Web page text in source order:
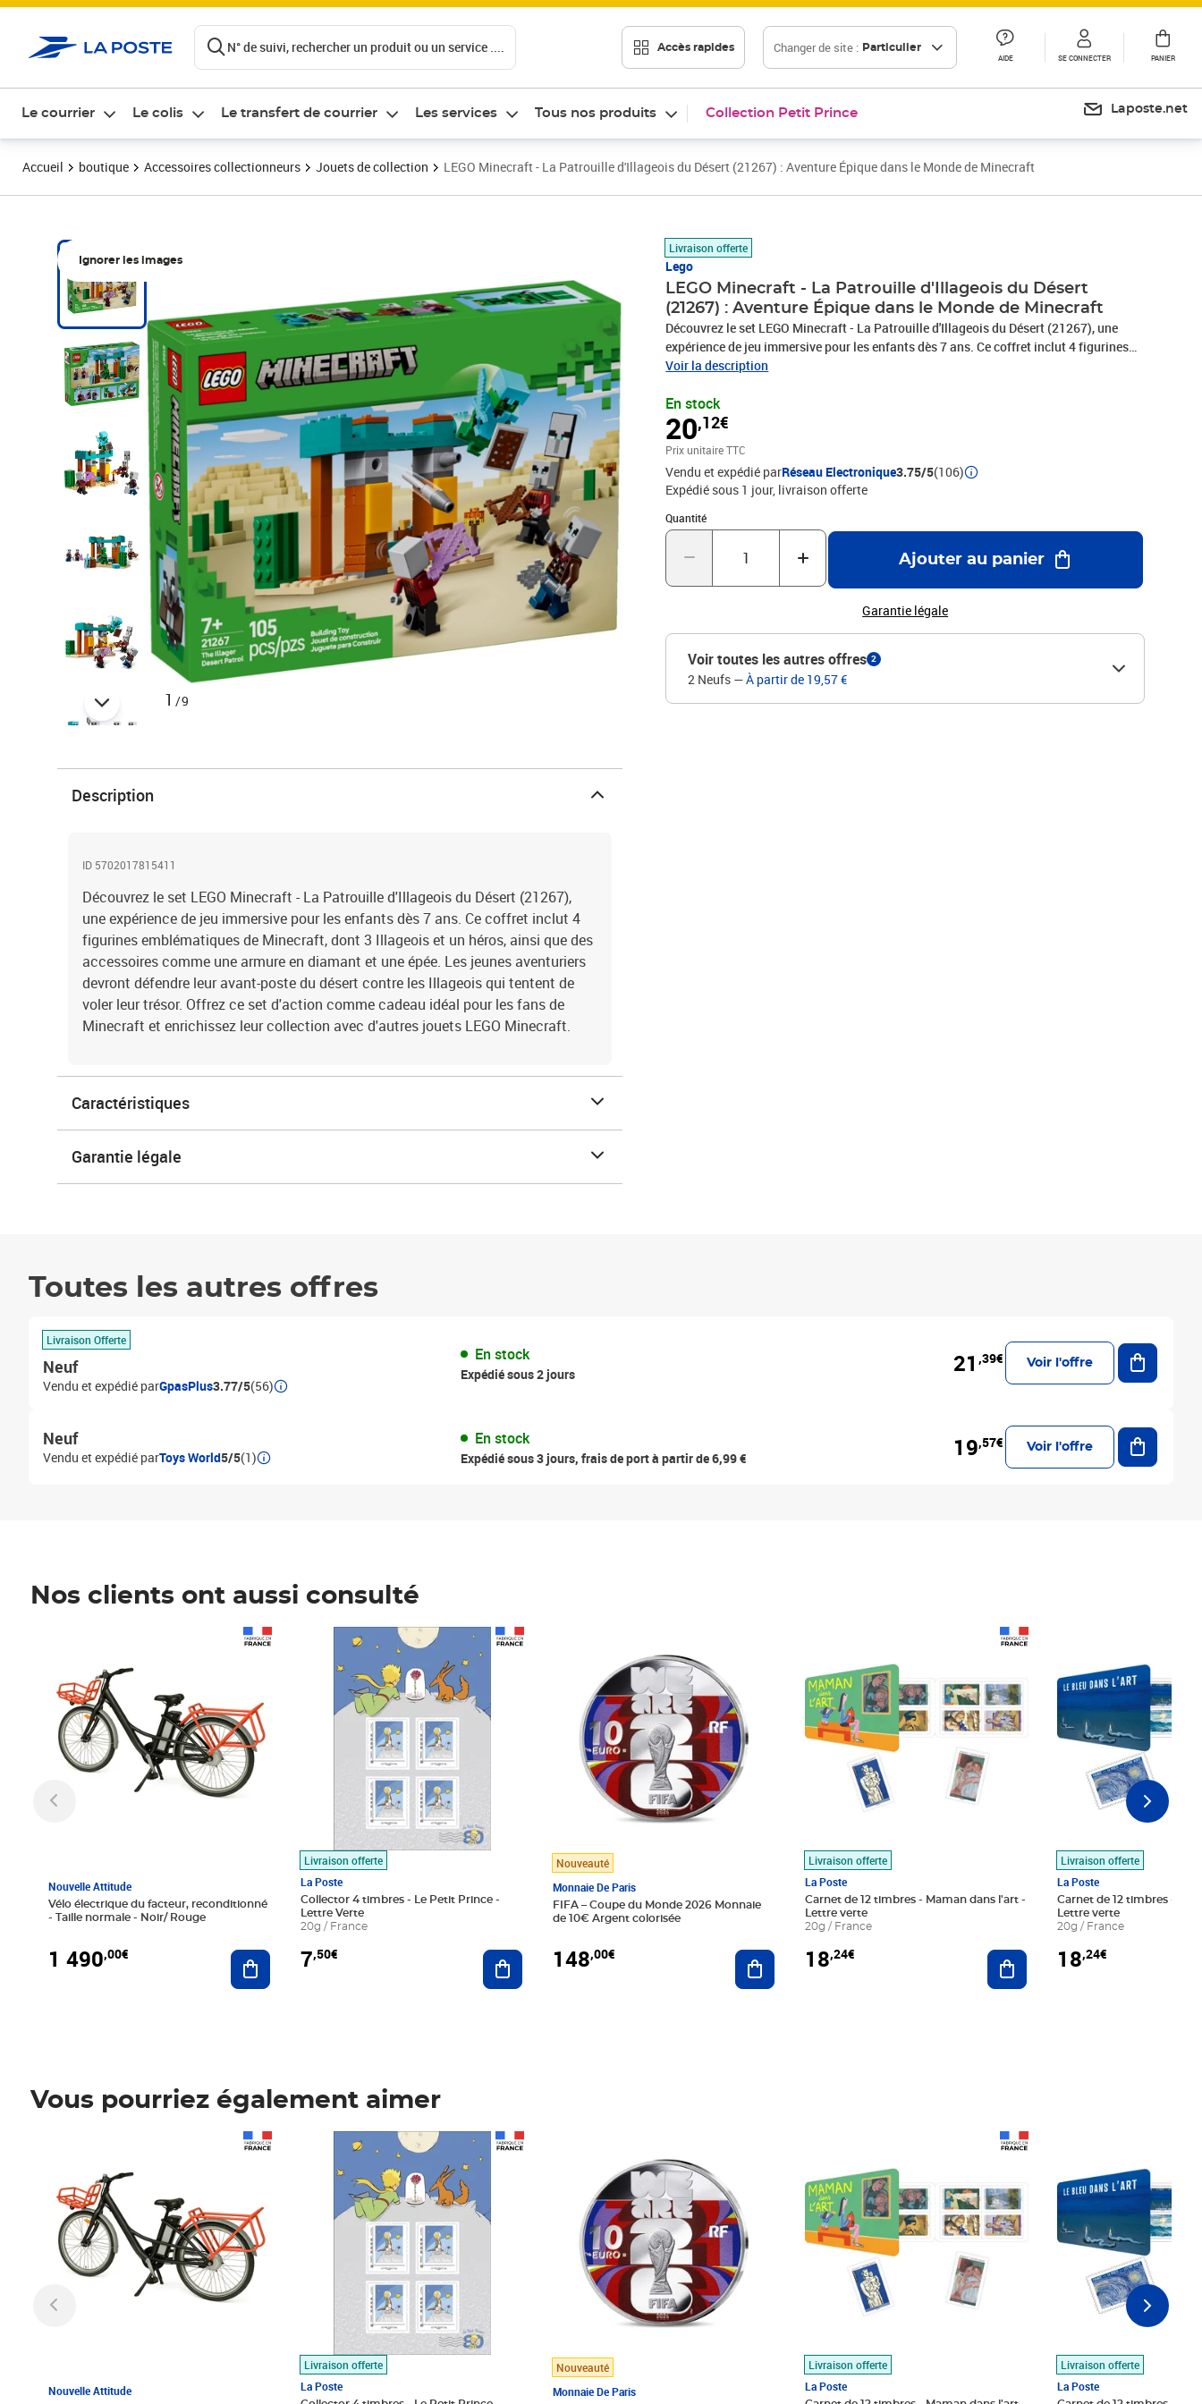
N° de suivi, rechercher un produit ou un service .... Accès rapides Changer de site : Particulier
AIDE SE CONNECTER PANIER
Le courrier Le colis Le transfert de courrier Les services Tous nos produits Collection Petit Prince Laposte.net
Accueil boutique Accessoires collectionneurs Jouets de collection LEGO Minecraft - La Patrouille d'Illageois du Désert (21267) : Aventure Épique dans le Monde de Minecraft
Ignorer les images
1 /9
Livraison offerte
Lego
LEGO Minecraft - La Patrouille d'Illageois du Désert
(21267) : Aventure Épique dans le Monde de Minecraft
Découvrez le set LEGO Minecraft - La Patrouille d'Illageois du Désert (21267), une
expérience de jeu immersive pour les enfants dès 7 ans. Ce coffret inclut 4 figurines
emblématiques de Minecraft, dont 3 Illageois et un héros, ainsi que des accessoires
leur avant-poste du désert contre les Illageois qui tentent de voler leur trésor. Offrez
ce set d'action comme cadeau idéal pour les fans de Minecraft et enrichissez leur
collection avec d'autres jouets LEGO Minecraft.
Voir la description
En stock
20,12€
Prix 20,12€
Prix unitaire TTC
Vendu et expédié parRéseau Electronique3.75/5(106)
Expédié sous 1 jour livraison offerte
Quantité
Quantité : 1
Ajouter au panier
Garantie légale
Voir toutes les autres offres 2
2 Neufs —À partir de 19,57 €
Description
ID 5702017815411
Découvrez le set LEGO Minecraft - La Patrouille d'Illageois du Désert (21267),
une expérience de jeu immersive pour les enfants dès 7 ans. Ce coffret inclut 4
figurines emblématiques de Minecraft, dont 3 Illageois et un héros, ainsi que des
accessoires comme une armure en diamant et une épée. Les jeunes aventuriers
devront défendre leur avant-poste du désert contre les Illageois qui tentent de
voler leur trésor. Offrez ce set d'action comme cadeau idéal pour les fans de
Minecraft et enrichissez leur collection avec d'autres jouets LEGO Minecraft.
Caractéristiques
Garantie légale
Toutes les autres offres
Livraison Offerte
Neuf
Vendu et expédié parGpasPlus3.77/5(56)
En stock
Expédié sous 2 jours 21 ,39€ Voir l'offre
Ajouter
Neuf
Vendu et expédié parToys World5/5(1)
En stock
Expédié sous 3 jours, frais de port à partir de 6,99 € 19,57€ Voir l'offre
Ajouter
Nos clients ont aussi consulté
Nouvelle Attitude
Vélo électrique du facteur, reconditionné
- Taille normale - Noir/ Rouge
1 490,00€ Ajouter au panier
Livraison offerte
La Poste
Collector 4 timbres - Le Petit Prince -
Lettre Verte
20g / France
7,50€
Prix 7,50€
Ajouter au panier
Nouveauté
Monnaie De Paris
FIFA – Coupe du Monde 2026 Monnaie
de 10€ Argent colorisée
148,00€ Ajouter au panier
Livraison offerte
La Poste
Carnet de 12 timbres - Maman dans l'art -
Lettre verte
20g / France
18,24€ Ajouter au panier
Livraison offerte
La Poste
Carnet de 12 timbres - Le
Lettre verte
20g / France
18,24€
Vous pourriez également aimer
Nouvelle Attitude
Livraison offerte
La Poste
Prix 7,50€
Nouveauté
Monnaie De Paris
Livraison offerte
La Poste
Livraison offerte
La Poste